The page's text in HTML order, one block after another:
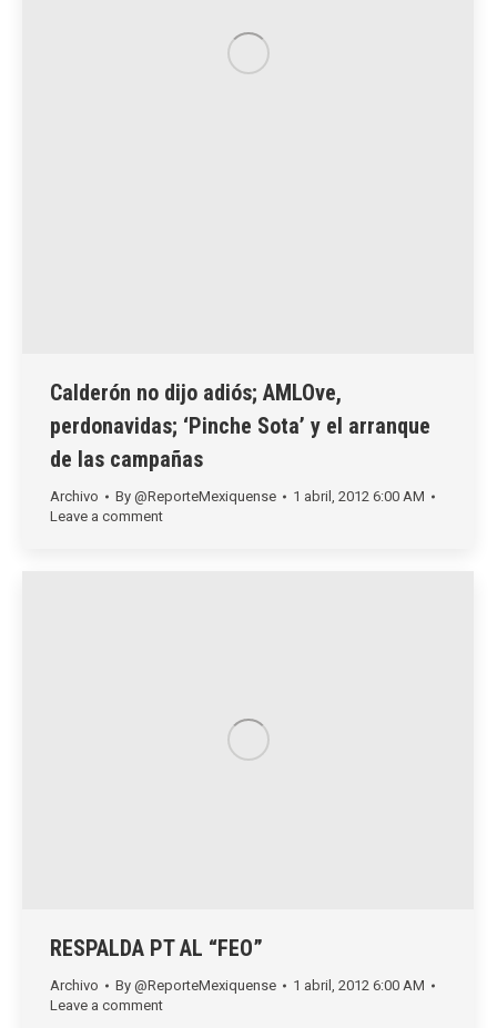
Calderón no dijo adiós; AMLOve,
perdonavidas; ‘Pinche Sota’ y el arranque
de las campañas
Archivo By @ReporteMexiquense
1 abril, 2012 6:00 AM
Leave a comment
RESPALDA PT AL “FEO”
Archivo By @ReporteMexiquense
1 abril, 2012 6:00 AM
Leave a comment